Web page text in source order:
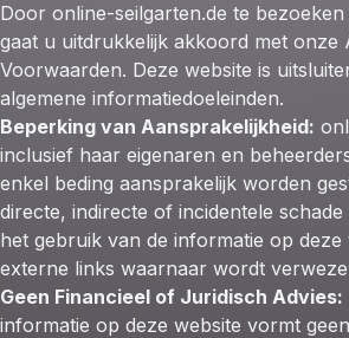
Door online-seilgarten.de te
gaat u uitdrukkelijk akkoord met onze
Voorwaarden. Deze website is
algemene informatiedoeleinden.
Beperking van Aansprakelijkheid:
inclusief haar eigenaren en
enkel beding aansprakelijk worden
directe, indirecte of incidentele
het gebruik van de informatie op deze
externe links waarnaar wordt
Geen Financieel of Juridisch Advies:
informatie op deze website vormt